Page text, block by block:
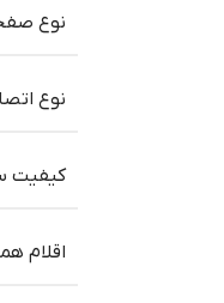
نوع
نوع
کیفیت
اقلام